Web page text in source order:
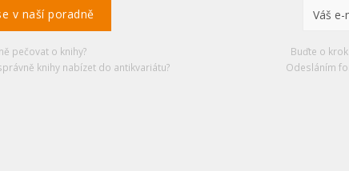
v naší poradně
pečovat o knihy?
knihy nabízet do antikvariátu?
Buďte o
Odesláním